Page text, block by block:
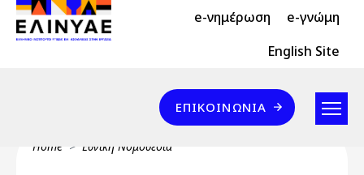
Skip to main content
Header Top 2 e-νημέρωση e-γνώμη
Header Top English Site
Επικοινωνία
ΕΠΙΚΟΙΝΩΝΊΑ
Breadcrumb
Home Εθνική Νομοθεσία